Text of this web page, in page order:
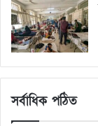
সর্বাধিক পঠিত